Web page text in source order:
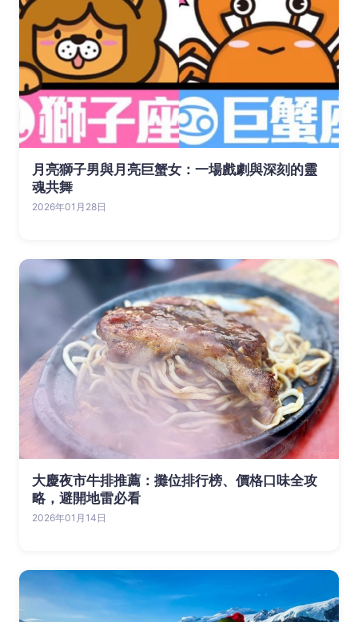
月亮獅子男與月亮巨蟹女：一場戲劇與深刻的靈
魂共舞
2026年01月28日
大慶夜市牛排推薦：攤位排行榜、價格口味全攻
略，避開地雷必看
2026年01月14日